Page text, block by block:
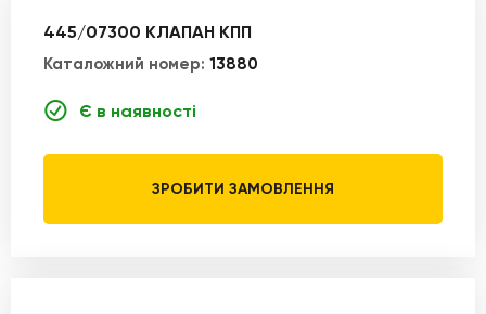
445/07300 КЛАПАН КПП
Каталожний номер: 13880
Є в наявності
ЗРОБИТИ ЗАМОВЛЕННЯ